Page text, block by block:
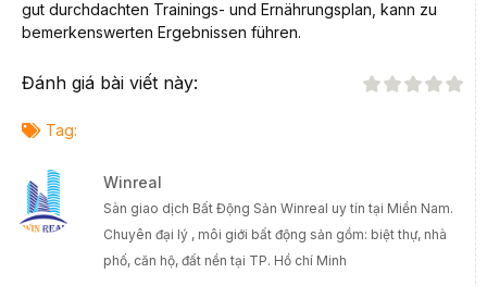
gut durchdachten Trainings- und Ernährungsplan, kann zu
bemerkenswerten Ergebnissen führen.
Đánh giá bài viết này:
Tag:
Winreal
Sàn giao dịch Bất Động Sản Winreal uy tín tại Miền Nam.
Chuyên đại lý , môi giới bất động sản gồm: biệt thự, nhà
phố, căn hộ, đất nền tại TP. Hồ chí Minh